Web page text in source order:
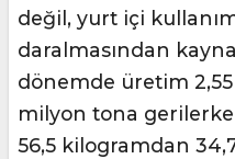
değil, yurt içi
daralmasından
dönemde üretim
milyon tona
56,5 kilogramdan